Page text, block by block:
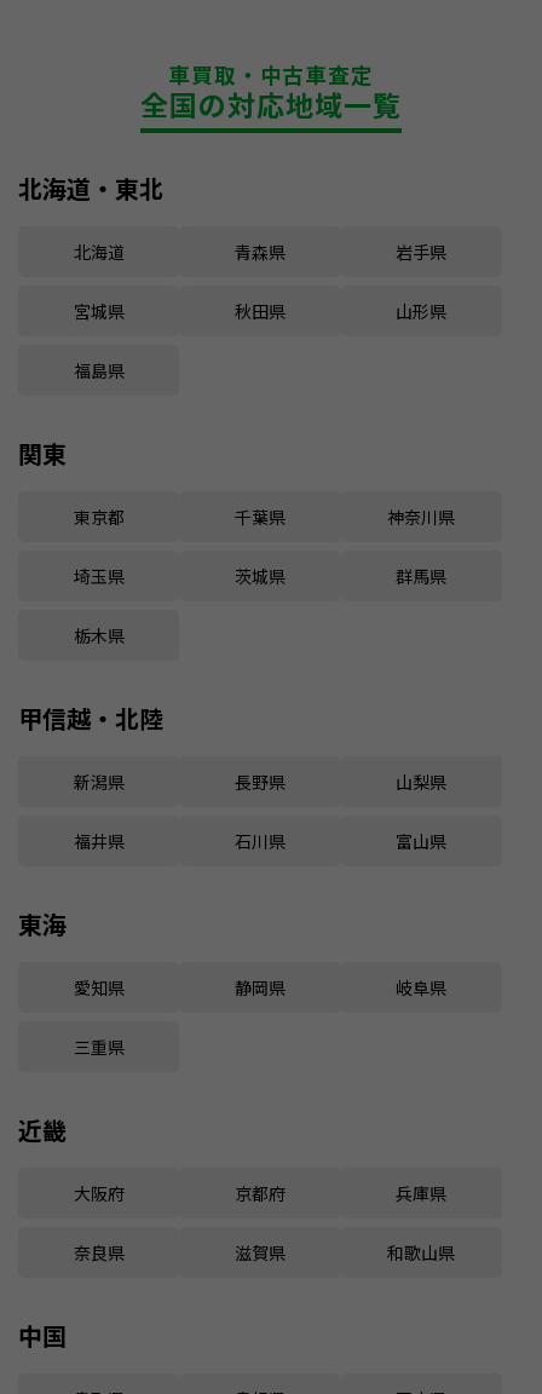
車買取・中古車査定
全国の対応地域一覧
北海道・東北
北海道 青森県 岩手県
宮城県 秋田県 山形県
福島県
関東
東京都 千葉県 神奈川県
埼玉県 茨城県 群馬県
栃木県
甲信越・北陸
新潟県 長野県 山梨県
福井県 石川県 富山県
東海
愛知県 静岡県 岐阜県
三重県
近畿
大阪府 京都府 兵庫県
奈良県 滋賀県 和歌山県
中国